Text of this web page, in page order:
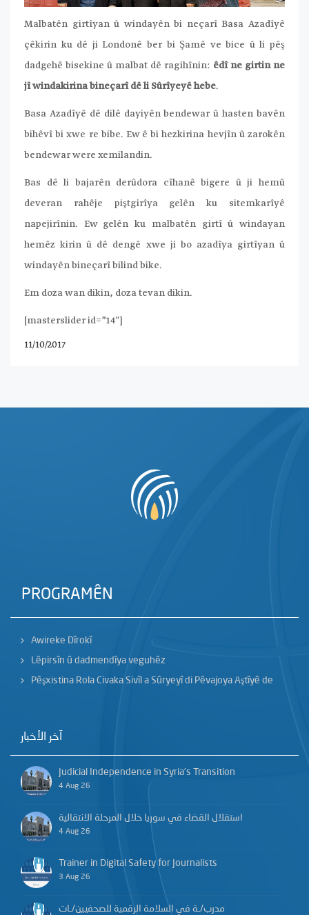
Malbatên girtîyan û windayên bi neçarî Basa Azadîyê
çêkirin ku dê ji Londonê ber bi Şamê ve bice û li pêş
dadgehê bisekine û malbat dê ragihînin: êdî ne girtin ne
jî windakirina bineçarî dê li Sûrîyeyê hebe.
Basa Azadîyê dê dilê dayiyên bendewar û hasten bavên
bihêvî bi xwe re bibe. Ew ê bi hezkirina hevjîn û zarokên
bendewar were xemilandin.
Bas dê li bajarên derûdora cîhanê bigere û ji hemû
deveran rahêje piştgirîya gelên ku sitemkarîyê
napejirînin. Ew gelên ku malbatên girtî û windayan
hemêz kirin û dê dengê xwe ji bo azadîya girtîyan û
windayên bineçarî bilind bike.
Em doza wan dikin, doza tevan dikin.
[masterslider id=”14″]
11/10/2017
PROGRAMÊN
Awireke Dîrokî
Lêpirsîn û dadmendîya veguhêz
Pêşxistina Rola Civaka Sivîl a Sûryeyî di Pêvajoya Aştîyê de
آخر الأخبار
Judicial Independence in Syria’s Transition
4 Aug 26
استقلال القضاء في سوريا خلال المرحلة الانتقالية
4 Aug 26
Trainer in Digital Safety for Journalists
3 Aug 26
مدرب/ـة في السلامة الرقمية للصحفيين/ـات